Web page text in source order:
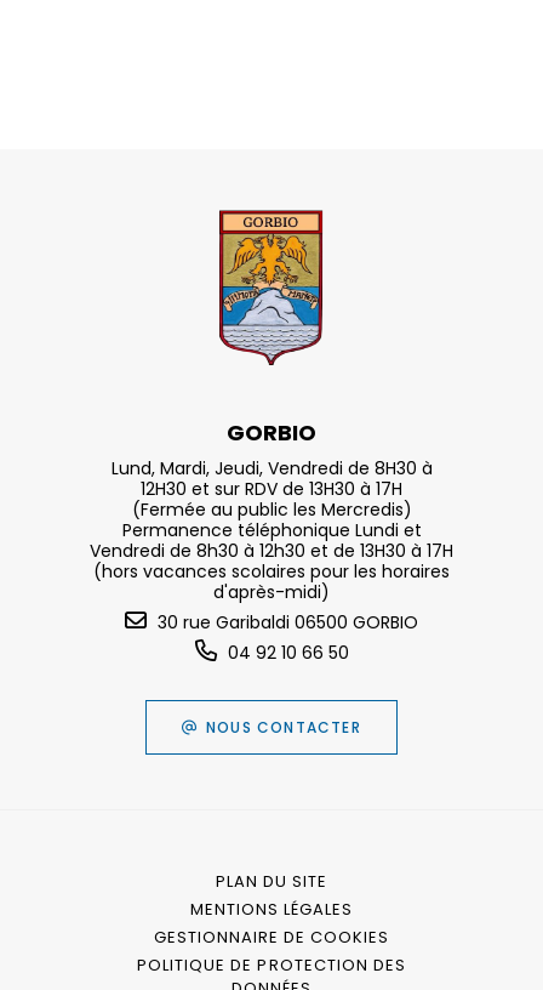
GORBIO
Lund, Mardi, Jeudi, Vendredi de 8H30 à
12H30 et sur RDV de 13H30 à 17H
(Fermée au public les Mercredis)
Permanence téléphonique Lundi et
Vendredi de 8h30 à 12h30 et de 13H30 à 17H
(hors vacances scolaires pour les horaires
d'après-midi)
30 rue Garibaldi 06500 GORBIO
04 92 10 66 50
NOUS CONTACTER
PLAN DU SITE
MENTIONS LÉGALES
GESTIONNAIRE DE COOKIES
POLITIQUE DE PROTECTION DES